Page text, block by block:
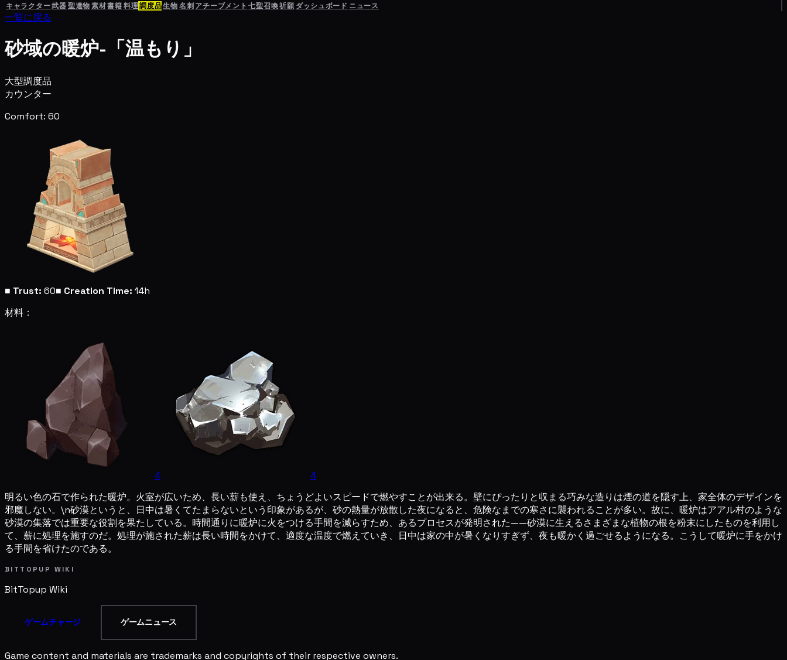
キャラクター武器聖遺物素材書籍料理調度品生物名刺 アチーブメント 七聖召喚祈願 ダッシュボード ニュース
一覧に戻る
砂域の暖炉-「温もり」
大型調度品
カウンター
Comfort: 60
■ Trust: 60■ Creation Time: 14h
材料：
4
4
明るい色の石で作られた暖炉。火室が広いため、長い薪も使え、ちょうどよいスピードで燃やすことが出来る。壁にぴったりと収まる巧みな造りは煙の道を隠す上、家全体のデザインを
邪魔しない。\n砂漠というと、日中は暑くてたまらないという印象があるが、砂の熱量が放散した夜になると、危険なまでの寒さに襲われることが多い。故に、暖炉はアアル村のような
砂漠の集落では重要な役割を果たしている。時間通りに暖炉に火をつける手間を減らすため、あるプロセスが発明された——砂漠に生えるさまざまな植物の根を粉末にしたものを利用し
て、薪に処理を施すのだ。処理が施された薪は長い時間をかけて、適度な温度で燃えていき、日中は家の中が暑くなりすぎず、夜も暖かく過ごせるようになる。こうして暖炉に手をかけ
る手間を省けたのである。
BITTOPUP WIKI
BitTopup Wiki
ゲームチャージ ゲームニュース
Game content and materials are trademarks and copyrights of their respective owners.